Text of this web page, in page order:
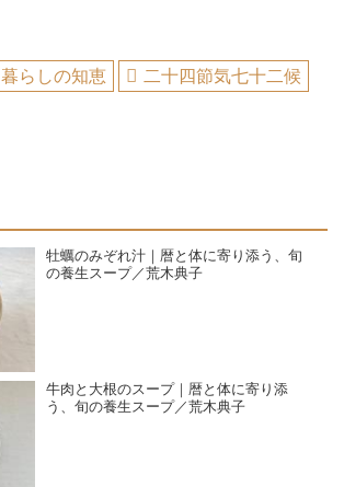
暮らしの知恵
二十四節気七十二候
牡蠣のみぞれ汁｜暦と体に寄り添う、旬
の養生スープ／荒木典子
牛肉と大根のスープ｜暦と体に寄り添
う、旬の養生スープ／荒木典子